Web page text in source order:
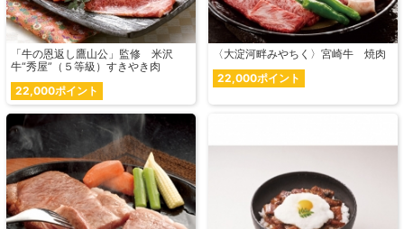
「牛の恩返し鷹山公」監修 米沢
牛“秀屋”（５等級）すきやき肉
22,000ポイント
〈大淀河畔みやちく〉宮崎牛 焼肉
22,000ポイント